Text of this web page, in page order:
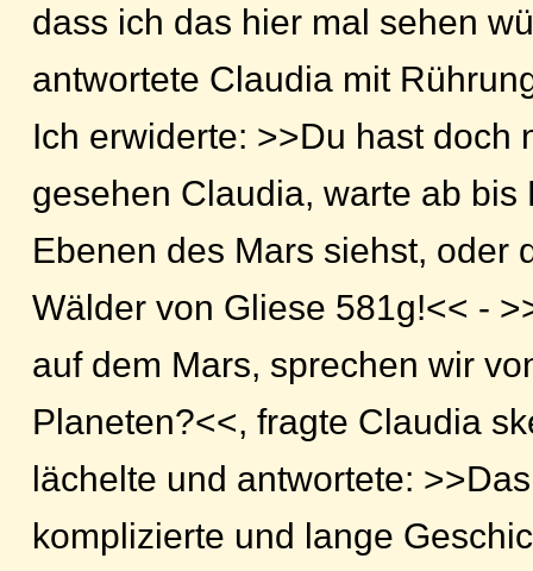
dass ich das hier mal sehen
antwortete Claudia mit
Ich erwiderte: >>Du hast doch
gesehen Claudia, warte ab bis
Ebenen des Mars siehst, oder
Wälder von Gliese 581g!<< -
auf dem Mars, sprechen wir
Planeten?<<, fragte Claudia
lächelte und antwortete:
komplizierte und lange